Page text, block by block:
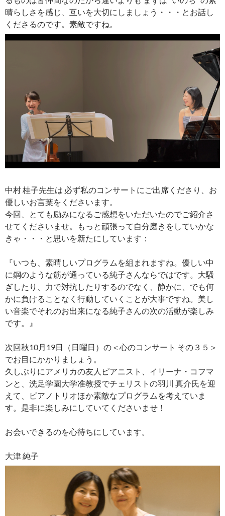
晴らしさを感じ、互いを大切にしましょう・・・とお話し
くださるのです。素敵ですね。
中村 桂子先生は 必ず私のコンサートにご出席くださり、お
優しいお言葉をくださいます。
今回、とても励みになるご感想をいただいたのでご紹介さ
せてくださいませ。もっと頑張って自分磨きをしていかな
きゃ・・・と思いを新たにしています：
『いつも、素晴しいプログラムを組まれますね。優しい中
に鋼のような筋が通っている純子さんならではです。大騒
ぎしたり、力で対抗したりするのでなく、静かに、でも何
かに負けることなく行動していくことが大事ですね。美し
い音楽でそれのお出来になる純子さんの次の活動が楽しみ
です。』
次回秋10月19日（日曜日）の＜心のコンサート その３５＞
でお目にかかりましょう。
久しぶりにアメリカの友人ピアニスト、イリーナ・コフマ
ンと、洗足学園大学准教授でチェリストの羽川 真介氏を迎
えて、ピアノトリオほか素敵なプログラムを考えていま
す。是非に楽しみにしていてくださいませ！
お会いできるのを心待ちにしています。
大津 純子